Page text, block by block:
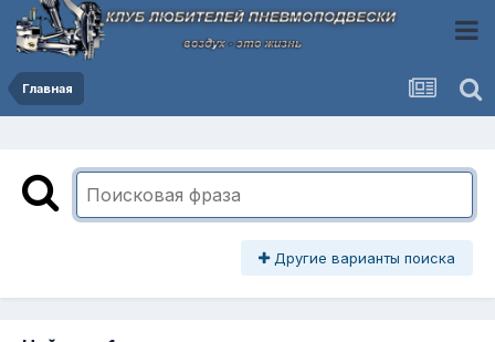
Главная
Другие варианты поиска